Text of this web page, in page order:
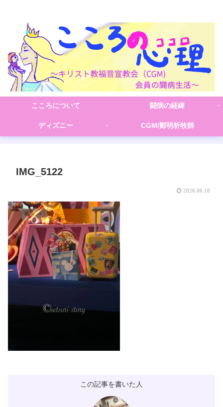
こころについて 闘病の経緯
ディズニー CGM/鄭明析牧師
IMG_5122
2026.06.18
この記事を書いた人